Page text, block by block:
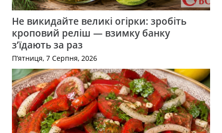
Не викидайте великі огірки: зробіть
кроповий реліш — взимку банку
з’їдають за раз
П’ятниця, 7 Серпня, 2026